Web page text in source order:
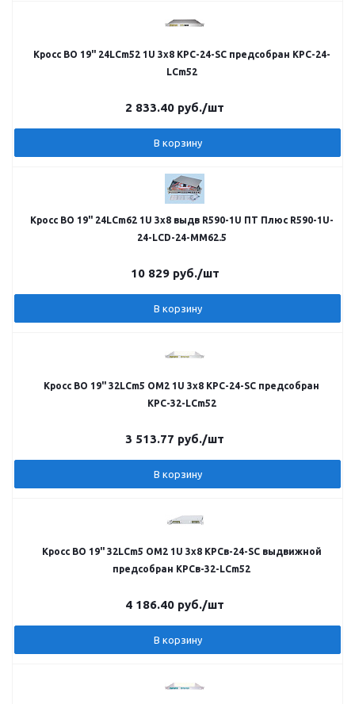
Кросс ВО 19" 24LCm52 1U 3х8 КРС-24-SC предсобран КРС-24-
LCm52
2 833.40 руб./шт
В корзину
Кросс ВО 19" 24LCm62 1U 3х8 выдв R590-1U ПТ Плюс R590-1U-
24-LCD-24-MM62.5
10 829руб./шт
В корзину
Кросс ВО 19" 32LCm5 OM2 1U 3х8 КРС-24-SC предсобран
КРС-32-LCm52
3 513.77 руб./шт
В корзину
Кросс ВО 19" 32LCm5 OM2 1U 3х8 КРСв-24-SC выдвижной
предсобран КРСв-32-LCm52
4 186.40 руб./шт
В корзину